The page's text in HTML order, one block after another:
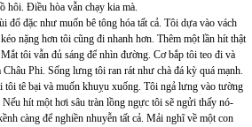
hôi. Điều hòa vẫn chạy kia mà.
đặc như muốn bê tông hóa tất cả. Tôi dựa vào vách
nặng hơn tôi cũng đi nhanh hơn. Thêm một lần hít thật
tôi vẫn đủ sáng để nhìn đường. Cơ bắp tôi teo đi và
Phi. Sống lưng tôi ran rát như chà đá kỳ quá mạnh.
tê bại và muốn khuỵu xuống. Tôi ngả lưng vào tường
hít một hơi sâu tràn lồng ngực tôi sẽ ngửi thấy nó-
càng để nghiền nhuyễn tất cả. Mải nghĩ về một con